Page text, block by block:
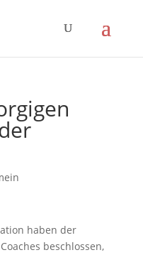
haben der
beschlossen,